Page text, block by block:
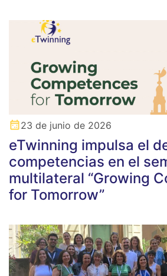
23 de junio de 2026
eTwinning impulsa el
competencias en el
multilateral “Growing
for Tomorrow”